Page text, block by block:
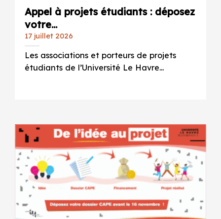
Appel à projets étudiants : déposez
votre...
17 juillet 2026
Les associations et porteurs de projets
étudiants de l’Université Le Havre...